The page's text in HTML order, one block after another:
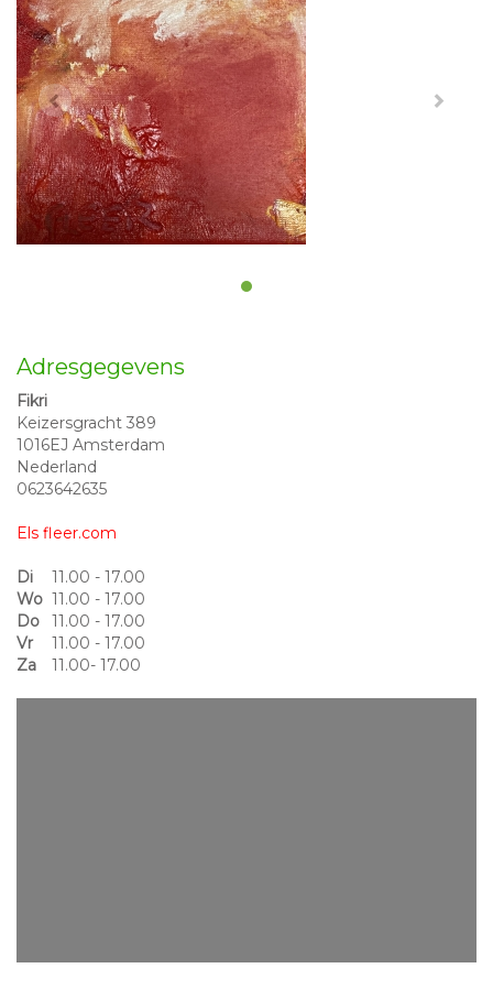
Adresgegevens
Fikri
Keizersgracht 389
1016EJ Amsterdam
Nederland
0623642635
Els fleer.com
Di
11.00 - 17.00
Wo 11.00 - 17.00
Do
11.00 - 17.00
Vr
11.00 - 17.00
Za
11.00- 17.00